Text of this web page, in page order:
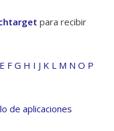
para recibir
E F G H I J K L M N O P
de aplicaciones